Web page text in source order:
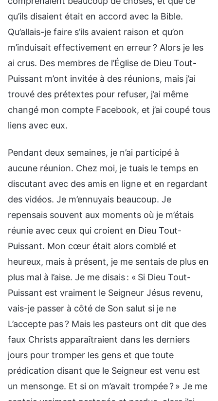
qu’ils disaient était en accord avec la Bible.
Qu’allais-je faire s’ils avaient raison et qu’on
m’induisait effectivement en erreur ? Alors je les
ai crus. Des membres de l’Église de Dieu Tout-
Puissant m’ont invitée à des réunions, mais j’ai
trouvé des prétextes pour refuser, j’ai même
changé mon compte Facebook, et j’ai coupé tous
liens avec eux.
Pendant deux semaines, je n’ai participé à
aucune réunion. Chez moi, je tuais le temps en
discutant avec des amis en ligne et en regardant
des vidéos. Je m’ennuyais beaucoup. Je
repensais souvent aux moments où je m’étais
réunie avec ceux qui croient en Dieu Tout-
Puissant. Mon cœur était alors comblé et
heureux, mais à présent, je me sentais de plus en
plus mal à l’aise. Je me disais : « Si Dieu Tout-
Puissant est vraiment le Seigneur Jésus revenu,
vais-je passer à côté de Son salut si je ne
L’accepte pas ? Mais les pasteurs ont dit que des
faux Christs apparaîtraient dans les derniers
jours pour tromper les gens et que toute
prédication disant que le Seigneur est venu est
un mensonge. Et si on m’avait trompée ? » Je me